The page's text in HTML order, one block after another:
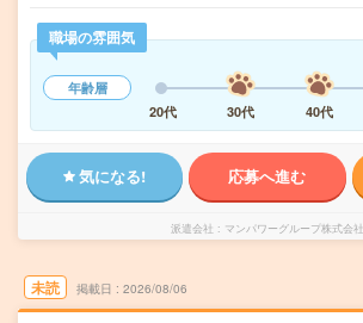
職場の雰囲気
年齢層
20代
30代 40代
気になる! 応募へ進む
派遣会社 マンパワーグループ株式会社
未読 掲載日 2026/08/06